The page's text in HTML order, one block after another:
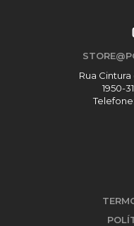
Rua
1950-
Telefone: